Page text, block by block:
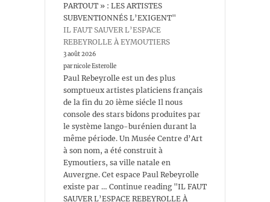
PARTOUT » : LES ARTISTES
SUBVENTIONNÉS L’EXIGENT"
IL FAUT SAUVER L’ESPACE
REBEYROLLE À EYMOUTIERS
3 août 2026
par nicole Esterolle
Paul Rebeyrolle est un des plus
somptueux artistes platiciens français
de la fin du 20 ième siécle Il nous
console des stars bidons produites par
le système lango-burénien durant la
même période. Un Musée Centre d’Art
à son nom, a été construit à
Eymoutiers, sa ville natale en
Auvergne. Cet espace Paul Rebeyrolle
existe par … Continue reading "IL FAUT
SAUVER L’ESPACE REBEYROLLE À